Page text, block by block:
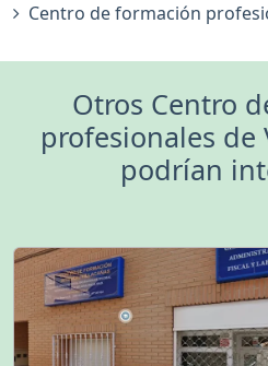
Centro de formación
Otros Centro
profesionales de
podrían